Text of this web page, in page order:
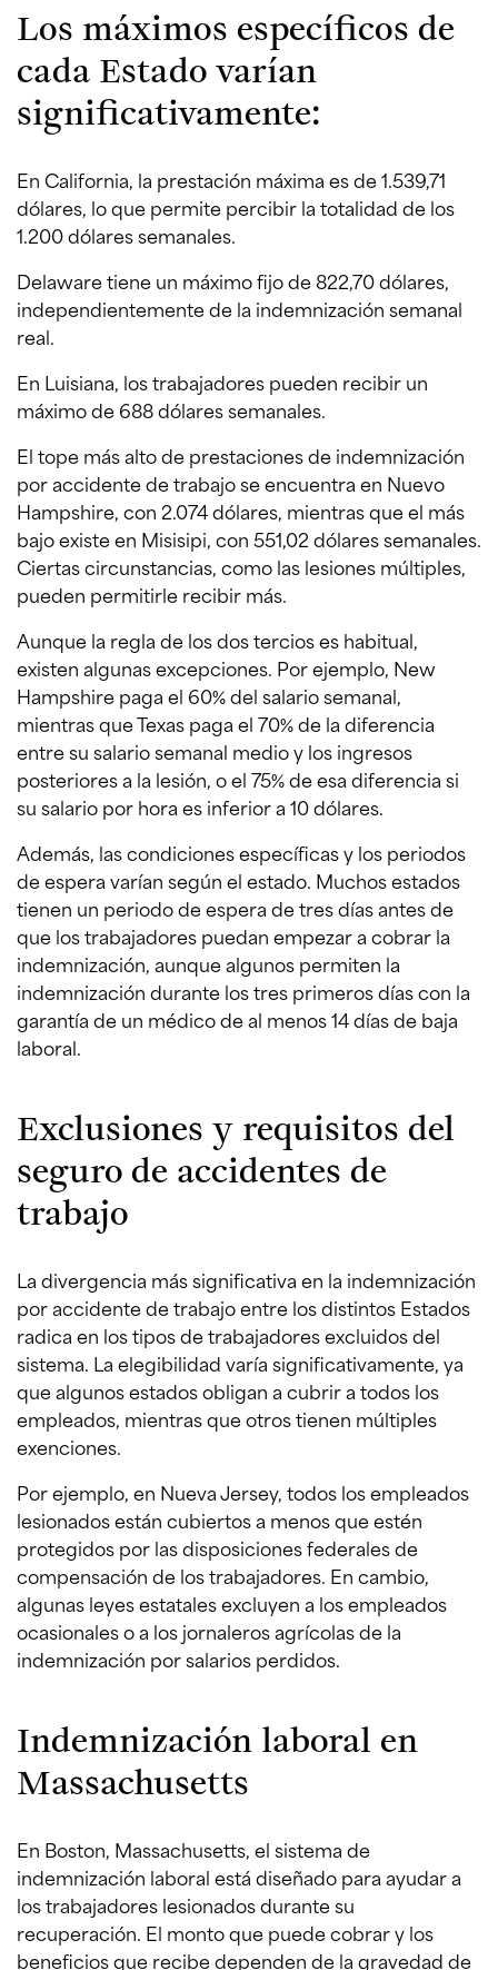
Los máximos específicos de
cada Estado varían
significativamente:
En California, la prestación máxima es de 1.539,71
dólares, lo que permite percibir la totalidad de los
1.200 dólares semanales.
Delaware tiene un máximo fijo de 822,70 dólares,
independientemente de la indemnización semanal
real.
En Luisiana, los trabajadores pueden recibir un
máximo de 688 dólares semanales.
El tope más alto de prestaciones de indemnización
por accidente de trabajo se encuentra en Nuevo
Hampshire, con 2.074 dólares, mientras que el más
bajo existe en Misisipi, con 551,02 dólares semanales.
Ciertas circunstancias, como las lesiones múltiples,
pueden permitirle recibir más.
Aunque la regla de los dos tercios es habitual,
existen algunas excepciones. Por ejemplo, New
Hampshire paga el 60% del salario semanal,
mientras que Texas paga el 70% de la diferencia
entre su salario semanal medio y los ingresos
posteriores a la lesión, o el 75% de esa diferencia si
su salario por hora es inferior a 10 dólares.
Además, las condiciones específicas y los periodos
de espera varían según el estado. Muchos estados
tienen un periodo de espera de tres días antes de
que los trabajadores puedan empezar a cobrar la
indemnización, aunque algunos permiten la
indemnización durante los tres primeros días con la
garantía de un médico de al menos 14 días de baja
laboral.
Exclusiones y requisitos del
seguro de accidentes de
trabajo
La divergencia más significativa en la indemnización
por accidente de trabajo entre los distintos Estados
radica en los tipos de trabajadores excluidos del
sistema. La elegibilidad varía significativamente, ya
que algunos estados obligan a cubrir a todos los
empleados, mientras que otros tienen múltiples
exenciones.
Por ejemplo, en Nueva Jersey, todos los empleados
lesionados están cubiertos a menos que estén
protegidos por las disposiciones federales de
compensación de los trabajadores. En cambio,
algunas leyes estatales excluyen a los empleados
ocasionales o a los jornaleros agrícolas de la
indemnización por salarios perdidos.
Indemnización laboral en
Massachusetts
En Boston, Massachusetts, el sistema de
indemnización laboral está diseñado para ayudar a
los trabajadores lesionados durante su
recuperación. El monto que puede cobrar y los
beneficios que recibe dependen de la gravedad de